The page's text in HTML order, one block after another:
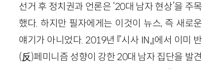
선거 후 정치권과 언론은 ‘20대 남자 현상’을 주목
했다. 하지만 필자에게는 이것이 뉴스, 즉 새로운
얘기가 아니었다. 2019년 『시사 IN』에서 이미 반
(反)페미니즘 성향이 강한 20대 남자 집단을 발견